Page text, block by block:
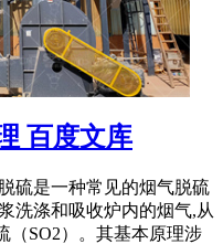
百度文库
硫是一种常见的烟气脱硫
洗涤和吸收炉内的烟气,从
（SO2）。其基本原理涉